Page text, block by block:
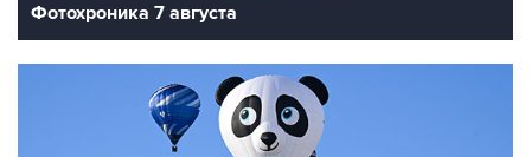
Фотохроника 7 августа